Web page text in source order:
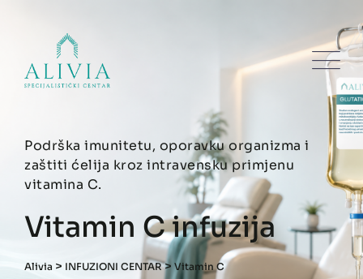
Podrška imunitetu, oporavku organizma i
zaštiti ćelija kroz intravensku primjenu
vitamina C.
Vitamin C infuzija
Alivia > INFUZIONI CENTAR> Vitamin C